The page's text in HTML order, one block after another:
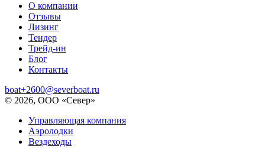
О компании
Отзывы
Лизинг
Тендер
Трейд-ин
Блог
Контакты
boat+2600@severboat.ru
© 2026, ООО «Север»
Управляющая компания
Аэролодки
Вездеходы